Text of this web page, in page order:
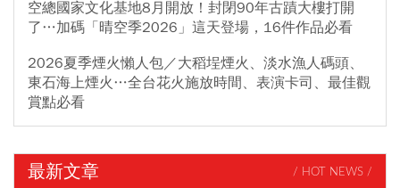
空總國家文化基地8月開放！封閉90年古蹟大樓打開
了…加碼「晴空季2026」這天登場，16件作品必看
2026夏季煙火懶人包／大稻埕煙火、淡水漁人碼頭、
東石海上煙火…全台花火施放時間、表演卡司、最佳觀
賞點必看
最新文章 / HOT NEWS /